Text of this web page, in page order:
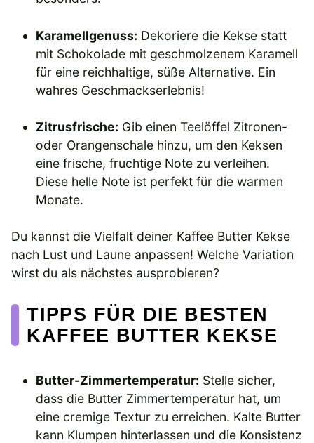
Karamellgenuss: Dekoriere die Kekse statt
mit Schokolade mit geschmolzenem Karamell
für eine reichhaltige, süße Alternative. Ein
wahres Geschmackserlebnis!
Zitrusfrische: Gib einen Teelöffel Zitronen-
oder Orangenschale hinzu, um den Keksen
eine frische, fruchtige Note zu verleihen.
Diese helle Note ist perfekt für die warmen
Monate.
Du kannst die Vielfalt deiner Kaffee Butter Kekse
nach Lust und Laune anpassen! Welche Variation
wirst du als nächstes ausprobieren?
TIPPS FÜR DIE BESTEN
KAFFEE BUTTER KEKSE
Butter-Zimmertemperatur: Stelle sicher,
dass die Butter Zimmertemperatur hat, um
eine cremige Textur zu erreichen. Kalte Butter
kann Klumpen hinterlassen und die Konsistenz